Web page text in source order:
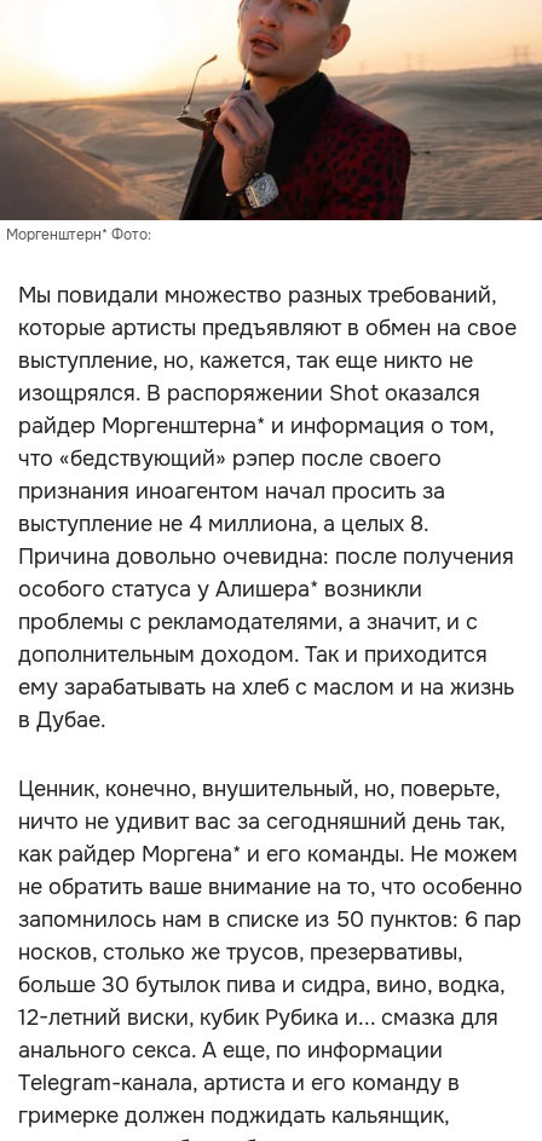
Моргенштерн* Фото:
Мы повидали множество разных требований,
которые артисты предъявляют в обмен на свое
выступление, но, кажется, так еще никто не
изощрялся. В распоряжении Shot оказался
райдер Моргенштерна* и информация о том,
что «бедствующий» рэпер после своего
признания иноагентом начал просить за
выступление не 4 миллиона, а целых 8.
Причина довольно очевидна: после получения
особого статуса у Алишера* возникли
проблемы с рекламодателями, а значит, и с
дополнительным доходом. Так и приходится
ему зарабатывать на хлеб с маслом и на жизнь
в Дубае.
Ценник, конечно, внушительный, но, поверьте,
ничто не удивит вас за сегодняшний день так,
как райдер Моргена* и его команды. Не можем
не обратить ваше внимание на то, что особенно
запомнилось нам в списке из 50 пунктов: 6 пар
носков, столько же трусов, презервативы,
больше 30 бутылок пива и сидра, вино, водка,
12-летний виски, кубик Рубика и... смазка для
анального секса. А еще, по информации
Telegram-канала, артиста и его команду в
гримерке должен поджидать кальянщик,